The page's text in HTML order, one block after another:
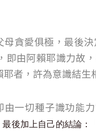
母貪愛俱極，最後
即由阿賴耶識力故
者，許為意識結生
由一切種子識功能
最後加上自己的結論：